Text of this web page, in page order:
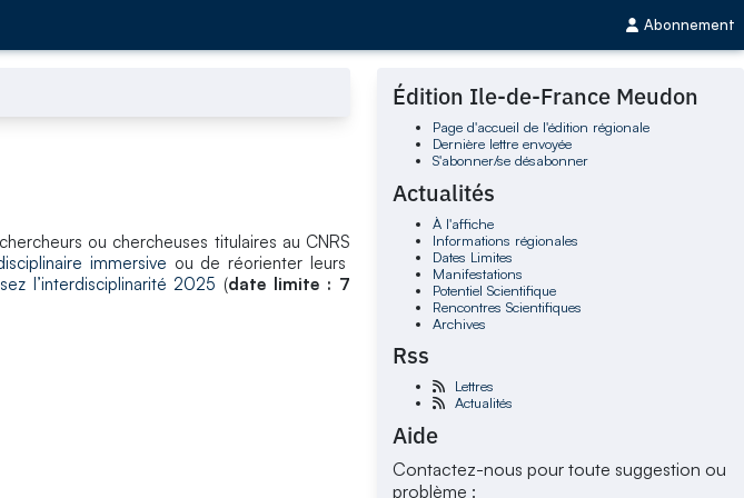
Abonnement
ou chercheuses titulaires au CNRS
immersive ou de réorienter leurs
l’interdisciplinarité 2025 (date limite : 7
Édition Ile-de-France Meudon
Page d'accueil de l'édition régionale
Dernière lettre envoyée
S'abonner/se désabonner
Actualités
À l'affiche
Informations régionales
Dates Limites
Manifestations
Potentiel Scientifique
Rencontres Scientifiques
Archives
Rss
Lettres
Actualités
Aide
Contactez-nous pour toute suggestion ou
problème :